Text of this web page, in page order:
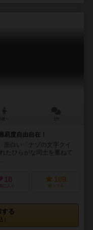
度自由自在！
面白い「ナゾの文字クイ
たひらがな同士を重ねて
18
に入り
109
持ってる
する